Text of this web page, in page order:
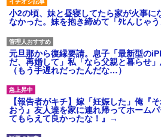
小2の頃、妹と昼寝してたら家が火事に
なかった。妹を抱き締めて「ﾀﾋんじゃ
元旦那から復縁要請。息子「最新型の
だ、再婚して」私「なら父親と暮らせ
（もう手遅れだったんだな…）
【報告者がキチ】嫁「妊娠した」俺『
おう』友人達を家に連れ帰ってホーム
てもらえて良かったな！』→